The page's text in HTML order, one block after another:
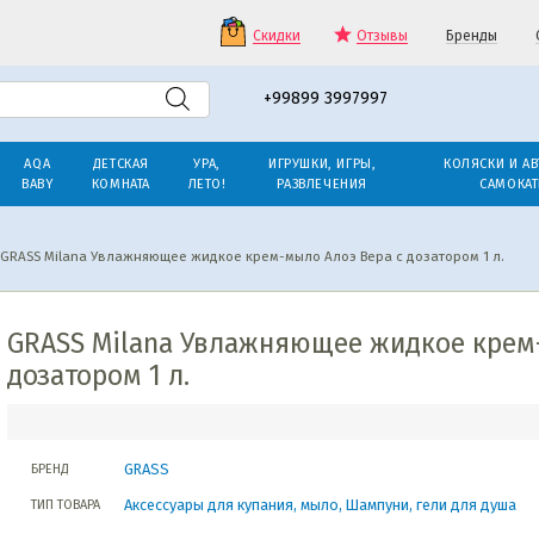
Скидки Отзывы Бренды
+99899 3997997
AQA
BABY
ДЕТСКАЯ
КОМНАТА
УРА,
ЛЕТО!
ИГРУШКИ, ИГРЫ,
РАЗВЛЕЧЕНИЯ
КОЛЯСКИ И
GRASS Milana Увлажняющее жидкое крем-мыло Алоэ Вера с дозатором 1 л.
GRASS Milana Увлажняющее жидкое
дозатором 1 л.
БРЕНД GRASS
ТИП ТОВАРА Аксессуары для купания, мыло, Шампуни, гели для душа